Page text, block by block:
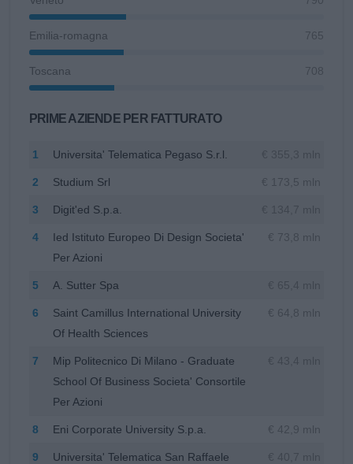
Emilia-romagna 765
Toscana 708
PRIME AZIENDE PER FATTURATO
1 Universita' Telematica Pegaso S.r.l.
2 Studium Srl € 173,5 mln
3 Digit'ed S.p.a.
4
Ied Istituto Europeo Di Design Societa'
Per Azioni
€ 73,8 mln
5 A. Sutter Spa
6
Saint Camillus International University
Of Health Sciences
€ 64,8 mln
7
Mip Politecnico Di Milano - Graduate
School Of Business Societa' Consortile
Per Azioni
8 Eni Corporate University S.p.a. € 42,9 mln
9
Universita' Telematica San Raffaele